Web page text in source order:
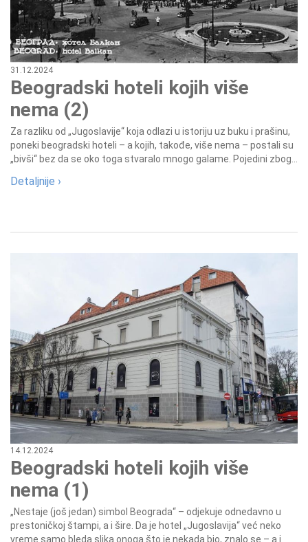
31.12.2024
Beogradski hoteli kojih više
nema (2)
Za razliku od „Jugoslavije“ koja odlazi u istoriju uz buku i prašinu,
poneki beogradski hoteli – a kojih, takođe, više nema – postali su
„bivši“ bez da se oko toga stvaralo mnogo galame. Pojedini zbog...
Detaljnije ›
14.12.2024
Beogradski hoteli kojih više
nema (1)
„Nestaje (još jedan) simbol Beograda“ – odjekuje odnedavno u
prestoničkoj štampi, a i šire. Da je hotel „Jugoslavija“ već neko
vreme samo bleda slika onoga što je nekada bio, znalo se – a i